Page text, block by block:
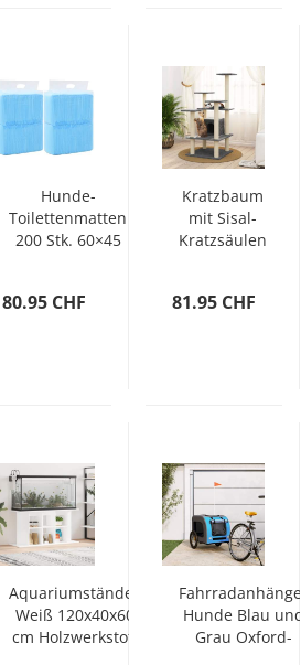
Hunde-
Toilettenmatten
200 Stk. 60×45
80.95 CHF
Kratzbaum
mit Sisal-
Kratzsäulen
81.95 CHF
Aquariumständer
Weiß 120x40x60
cm Holzwerkstoff
Fahrradanhänger
Hunde Blau und
Grau Oxford-